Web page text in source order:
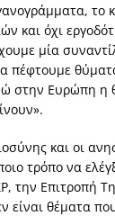
το
και όχι
μία
πέφτουμε
στην Ευρώπη η
και οι
τρόπο να
την Επιτροπή
είναι θέματα